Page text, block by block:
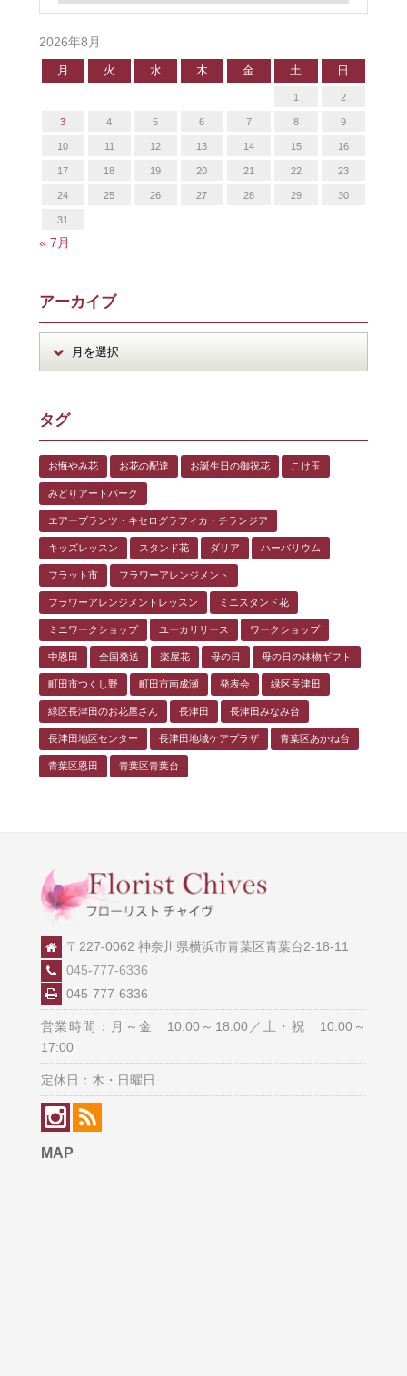
2026年8月
月 火 水 木 金 土 日
1 2
3 4 5 6 7 8 9
10 11 12 13 14 15 16
17 18 19 20 21 22 23
24 25 26 27 28 29 30
31
« 7月
アーカイブ
タグ
お悔やみ花 お花の配達 お誕生日の御祝花 こけ玉
みどりアートパーク
エアープランツ・キセログラフィカ・チランジア
キッズレッスン スタンド花 ダリア ハーバリウム
フラット市 フラワーアレンジメント
フラワーアレンジメントレッスン ミニスタンド花
ミニワークショップ ユーカリリース ワークショップ
中恩田 全国発送 楽屋花 母の日 母の日の鉢物ギフト
町田市つくし野 町田市南成瀬 発表会 緑区長津田
緑区長津田のお花屋さん 長津田 長津田みなみ台
長津田地区センター 長津田地域ケアプラザ 青葉区あかね台
青葉区恩田 青葉区青葉台
〒227-0062 神奈川県横浜市青葉区青葉台2-18-11
045-777-6336
045-777-6336
営業時間：月～金 10:00～18:00／土・祝 10:00～
17:00
定休日：木・日曜日
MAP